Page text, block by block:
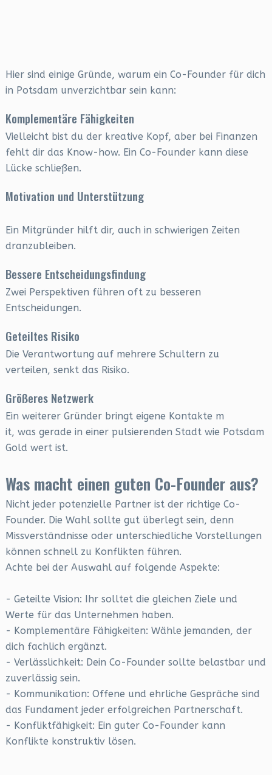
Hier sind einige Gründe, warum ein Co-Founder für dich
in Potsdam unverzichtbar sein kann:
Komplementäre Fähigkeiten
Vielleicht bist du der kreative Kopf, aber bei Finanzen
fehlt dir das Know-how. Ein Co-Founder kann diese
Lücke schließen.
Motivation und Unterstützung
Ein Mitgründer hilft dir, auch in schwierigen Zeiten
dranzubleiben.
Bessere Entscheidungsfindung
Zwei Perspektiven führen oft zu besseren
Entscheidungen.
Geteiltes Risiko
Die Verantwortung auf mehrere Schultern zu
verteilen, senkt das Risiko.
Größeres Netzwerk
Ein weiterer Gründer bringt eigene Kontakte m
it, was gerade in einer pulsierenden Stadt wie Potsdam
Gold wert ist.
Was macht einen guten Co-Founder aus?
Nicht jeder potenzielle Partner ist der richtige Co-
Founder. Die Wahl sollte gut überlegt sein, denn
Missverständnisse oder unterschiedliche Vorstellungen
können schnell zu Konflikten führen.
Achte bei der Auswahl auf folgende Aspekte:
- Geteilte Vision: Ihr solltet die gleichen Ziele und
Werte für das Unternehmen haben.
- Komplementäre Fähigkeiten: Wähle jemanden, der
dich fachlich ergänzt.
- Verlässlichkeit: Dein Co-Founder sollte belastbar und
zuverlässig sein.
- Kommunikation: Offene und ehrliche Gespräche sind
das Fundament jeder erfolgreichen Partnerschaft.
- Konfliktfähigkeit: Ein guter Co-Founder kann
Konflikte konstruktiv lösen.